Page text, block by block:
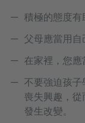
積極的態度有
父母應當用自
在家裡，您應
不要強迫孩
喪失興趣，
發生改變。